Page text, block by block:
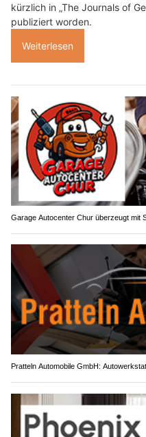
kürzlich in „The Journals of
publiziert worden.
Weiterlesen
Garage Autocenter Chur überzeugt mit
Pratteln Automobile GmbH: